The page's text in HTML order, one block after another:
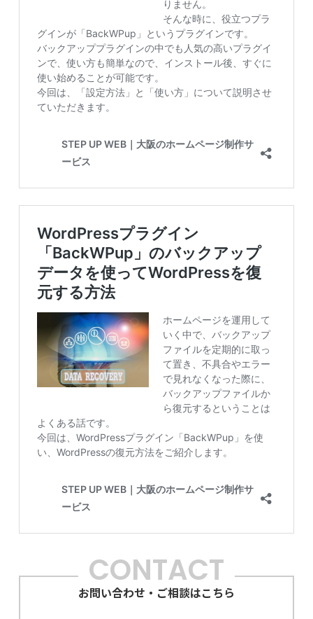
CONTACT
お問い合わせ・ご相談はこちら